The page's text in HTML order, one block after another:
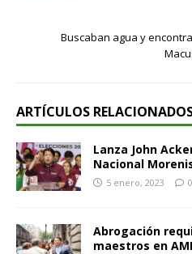
Buscaban agua y
ARTÍCULOS
Lanza John
Nacional
5 enero, 2023 0
Abrogación
maestros en